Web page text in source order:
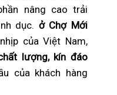
nâng cao trải
dục. ở Chợ Mới
của Việt Nam,
lượng, kín đáo
của khách hàng